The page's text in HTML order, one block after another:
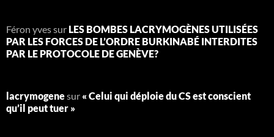
Féron yvessur LES BOMBES LACRYMOGÈNES UTILISÉES
PAR LES FORCES DE L’ORDRE BURKINABÉ INTERDITES
PAR LE PROTOCOLE DE GENÈVE?
lacrymogenesur « Celui qui déploie du CS est conscient
qu’il peut tuer »